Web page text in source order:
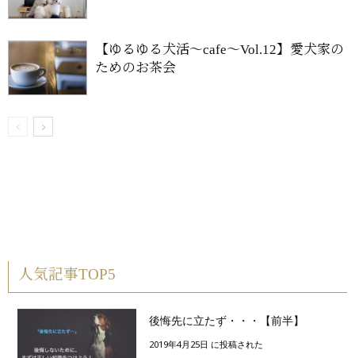
【ゆるゆる犬活〜cafe〜Vol.12】愛犬家の
ためのお茶会
人気記事TOP5
後悔先に立たず・・・【前半】
2019年4月25日 に投稿された